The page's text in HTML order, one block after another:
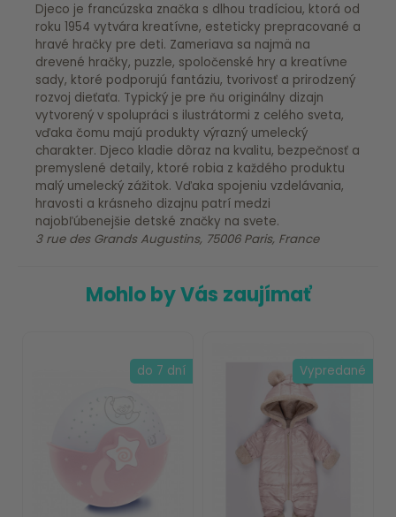
Djeco je francúzska značka s dlhou tradíciou, ktorá od
roku 1954 vytvára kreatívne, esteticky prepracované a
hravé hračky pre deti. Zameriava sa najmä na
drevené hračky, puzzle, spoločenské hry a kreatívne
sady, ktoré podporujú fantáziu, tvorivosť a prirodzený
rozvoj dieťaťa. Typický je pre ňu originálny dizajn
vytvorený v spolupráci s ilustrátormi z celého sveta,
vďaka čomu majú produkty výrazný umelecký
charakter. Djeco kladie dôraz na kvalitu, bezpečnosť a
premyslené detaily, ktoré robia z každého produktu
malý umelecký zážitok. Vďaka spojeniu vzdelávania,
hravosti a krásneho dizajnu patrí medzi
najobľúbenejšie detské značky na svete.
3 rue des Grands Augustins, 75006 Paris, France
Mohlo by Vás zaujímať
do 7 dní Vypredané